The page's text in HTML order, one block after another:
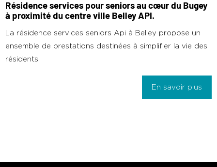
Résidence services pour seniors au cœur du Bugey
à proximité du centre ville Belley API.
La résidence services seniors Api à Belley propose un
ensemble de prestations destinées à simplifier la vie des
résidents
En savoir plus